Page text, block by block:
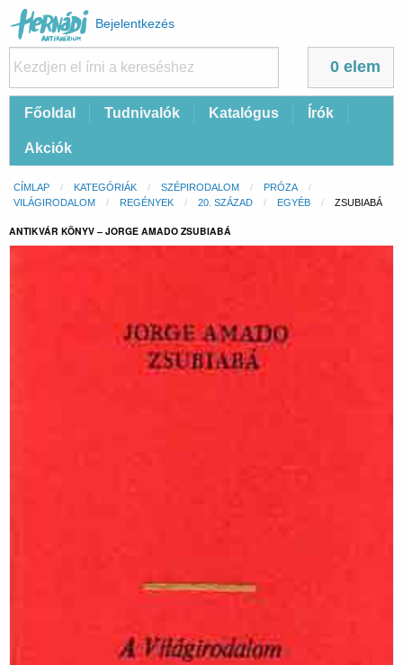
Felhasználói
fiók
menüje
Bejelentkezés
0 elem
FőFőoldal Tudnivalók Katalógus Írók
Akciók
Morzsa
CÍMLAP KATEGÓRIÁK SZÉPIRODALOM
PRÓZA
VILÁGIRODALOM
REGÉNYEK 20. SZÁZAD EGYÉB CURRENT:
ZSUBIABÁ
ANTIKVÁR KÖNYV – JORGE AMADO ZSUBIABÁ